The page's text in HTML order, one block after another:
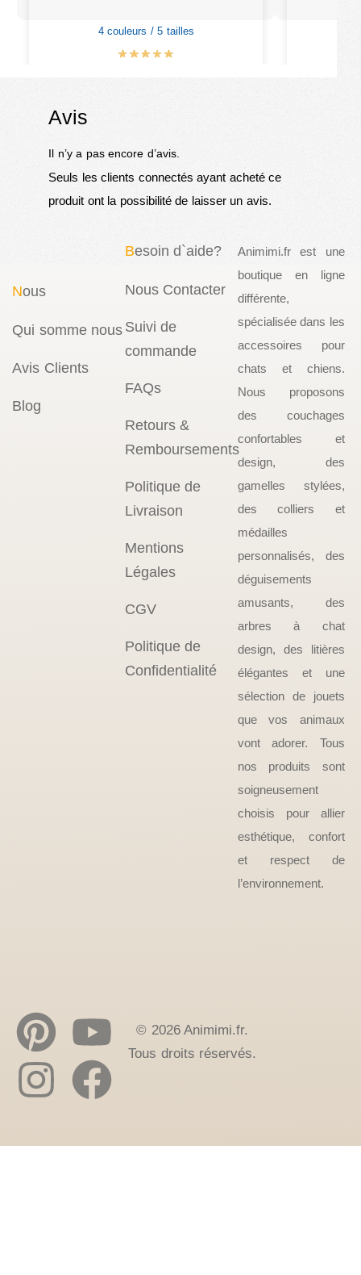
4 couleurs / 5 tailles
Avis
Il n’y a pas encore d’avis.
Seuls les clients connectés ayant acheté ce
produit ont la possibilité de laisser un avis.
Nous
Qui somme nous
Avis Clients
Blog
Besoin d`aide?
Nous Contacter
Suivi de
commande
FAQs
Retours &
Remboursements
Politique de
Livraison
Mentions
Légales
CGV
Politique de
Confidentialité
Animimi.fr est une
boutique en ligne
différente,
spécialisée dans les
accessoires pour
chats et chiens.
Nous proposons
des couchages
confortables et
design, des
gamelles stylées,
des colliers et
médailles
personnalisés, des
déguisements
amusants, des
arbres à chat
design, des litières
élégantes et une
sélection de jouets
que vos animaux
vont adorer. Tous
nos produits sont
soigneusement
choisis pour allier
esthétique, confort
et respect de
l’environnement.
© 2026 Animimi.fr.
Tous droits réservés.